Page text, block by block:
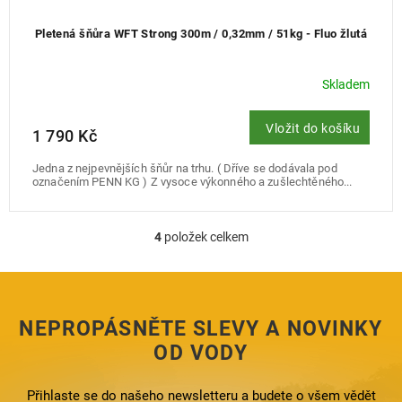
Pletená šňůra WFT Strong 300m / 0,32mm / 51kg - Fluo žlutá
Skladem
1 790 Kč Vložit do košíku
Jedna z nejpevnějších šňůr na trhu. ( Dříve se dodávala pod
označením PENN KG ) Z vysoce výkonného a zušlechtěného...
O
a
c
4položek celkem
NEPROPÁSNĚTE SLEVY A NOVINKY
OD VODY
Přihlaste se do našeho newsletteru a budete o všem vědět